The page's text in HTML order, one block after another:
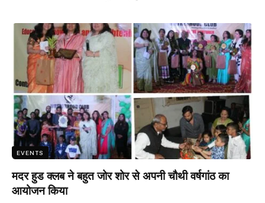
EVENTS
मदर हुड क्लब ने बहुत जोर शोर से अपनी चौथी वर्षगांठ का
आयोजन किया